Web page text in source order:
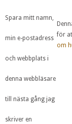
Spara mitt namn,
min e-postadress
och webbplats i
denna webbläsare
till nästa gång jag
skriver en
för
om